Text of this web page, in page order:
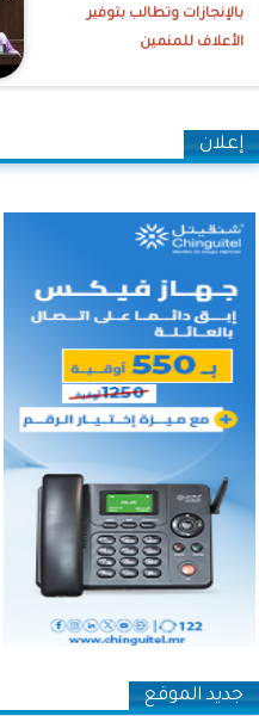
بالإنجازات وتطالب بتوفير
الأعلاف للمنمين
إعلان
جديد الموقع